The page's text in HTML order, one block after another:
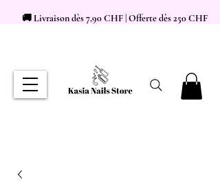
🚚 Livraison dès 7,90 CHF | Offerte dès 250 CHF